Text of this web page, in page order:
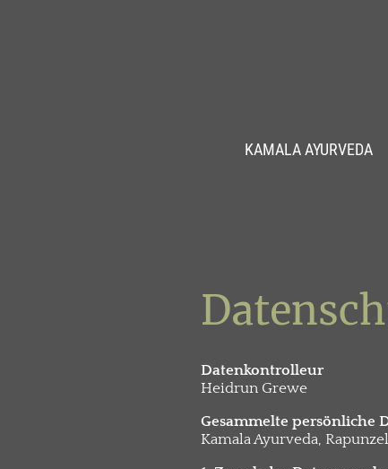
KAMALA AYURVEDA
Datenkontrolleur
Heidrun Grewe
Gesammelte persönliche
Kamala Ayurveda,